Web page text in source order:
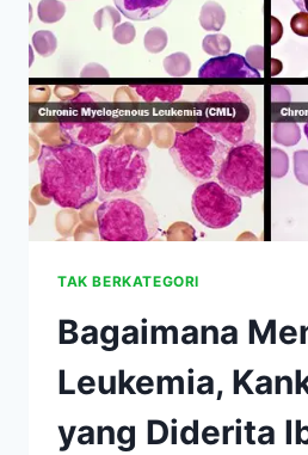
TAK BERKATEGORI
Bagaimana
Leukemia,
yang Diderita